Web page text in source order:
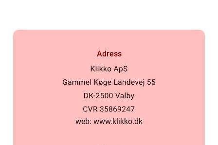
Adress
web: www.klikko.dk